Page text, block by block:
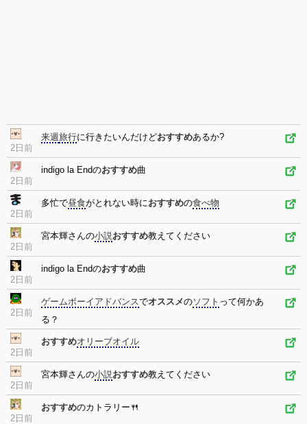
2日前
来週旅行に行きたいんだけどおすすめあるか?
2日前
indigo la Endのおすすめ曲
2日前
多忙で昼食がとれない時におすすめの食べ物
2日前
宮本輝さんの小説おすすめ教えてください
2日前
indigo la Endのおすすめ曲
2日前
ゲームボーイアドバンスでオススメのソフト って何かあ
る？
2日前
おすすめオリーブオイル
2日前
宮本輝さんの小説おすすめ教えてください
2日前
おすすめのカトラリー🍴